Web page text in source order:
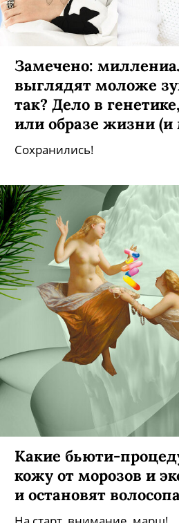
Замечено:
выглядят моложе
так? Дело в
или образе жизни
Сохранились!
Какие бьюти-
кожу от морозов и
и остановят